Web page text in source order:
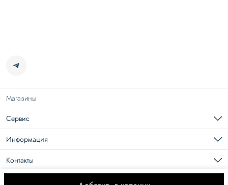
Магазины
Сервис
Подарочная карта
Доставка
Возврат
Документы
Информация
Карьера в Roseville
О нас
Контакты
Телефон